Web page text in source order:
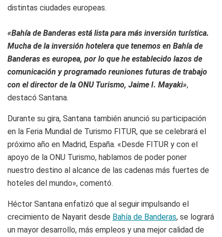
distintas ciudades europeas.
«Bahía de Banderas está lista para más inversión turística.
Mucha de la inversión hotelera que tenemos en Bahía de
Banderas es europea, por lo que he establecido lazos de
comunicación y programado reuniones futuras de trabajo
con el director de la ONU Turismo, Jaime I. Mayaki»,
destacó Santana.
Durante su gira, Santana también anunció su participación
en la Feria Mundial de Turismo FITUR, que se celebrará el
próximo año en Madrid, España. «Desde FITUR y con el
apoyo de la ONU Turismo, hablamos de poder poner
nuestro destino al alcance de las cadenas más fuertes de
hoteles del mundo», comentó.
Héctor Santana enfatizó que al seguir impulsando el
crecimiento de Nayarit desde Bahía de Banderas, se logrará
un mayor desarrollo, más empleos y una mejor calidad de